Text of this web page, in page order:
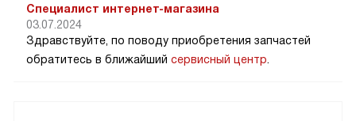
Специалист интернет-магазина
03.07.2024
Здравствуйте, по поводу приобретения запчастей
обратитесь в ближайший сервисный центр